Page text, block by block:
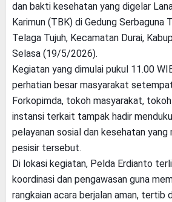
dan bakti kesehatan yang digelar
Karimun (TBK) di Gedung Serbaguna
Telaga Tujuh, Kecamatan Durai,
Selasa (19/5/2026).
Kegiatan yang dimulai pukul 11.00
perhatian besar masyarakat
Forkopimda, tokoh masyarakat,
instansi terkait tampak hadir
pelayanan sosial dan kesehatan yang
pesisir tersebut.
Di lokasi kegiatan, Pelda Erdianto
koordinasi dan pengawasan guna
rangkaian acara berjalan aman, tertib